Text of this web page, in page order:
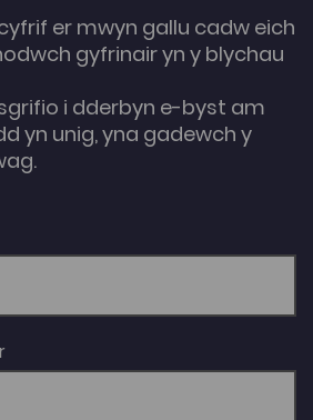
er mwyn gallu cadw eich
gyfrinair yn y blychau
i dderbyn e-byst am
yn unig, yna gadewch y